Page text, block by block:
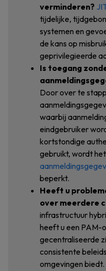
verminderen?
tijdelijke,
systemen en
de kans op
geprivilegieerde
Is toegang
Door over te
waarbij
eindgebruiker
kortstondige
gebruikt, wordt
beperkt.
Heeft u
over meerdere
infrastructuur
heeft u een PAM-
gecentraliseerde
consistente
omgevingen biedt.